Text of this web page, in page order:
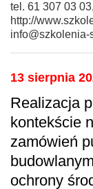
tel. 61 307 03
http://
info@szkolenia-
13 sierpnia
Realizacja
kontekście
zamówień
ochrony